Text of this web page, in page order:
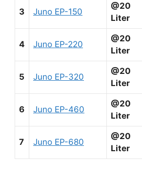
3 Juno EP-150
@20
Liter
4 Juno EP-220
@20
Liter
5 Juno EP-320
@20
Liter
6 Juno EP-460
@20
Liter
7 Juno EP-680
@20
Liter